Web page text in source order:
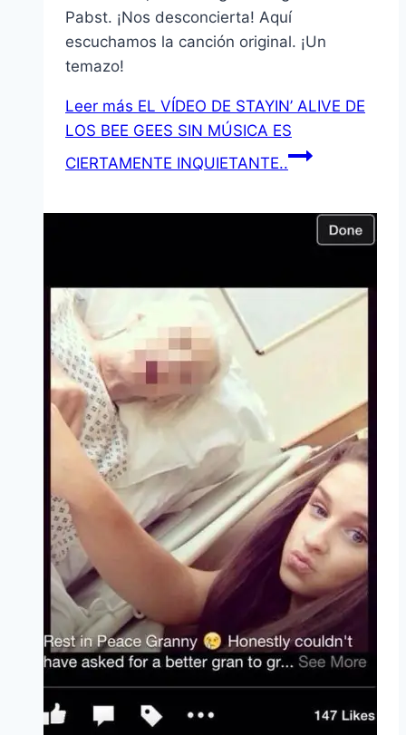
Pabst. ¡Nos desconcierta! Aquí
escuchamos la canción original. ¡Un
temazo!
Leer más EL VÍDEO DE STAYIN’ ALIVE DE
LOS BEE GEES SIN MÚSICA ES
CIERTAMENTE INQUIETANTE..